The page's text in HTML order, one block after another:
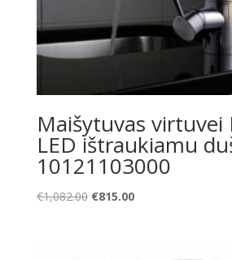
Maišytuvas virtuvei
LED ištraukiamu
10121103000
€1,082.00 Original
€815.00Current